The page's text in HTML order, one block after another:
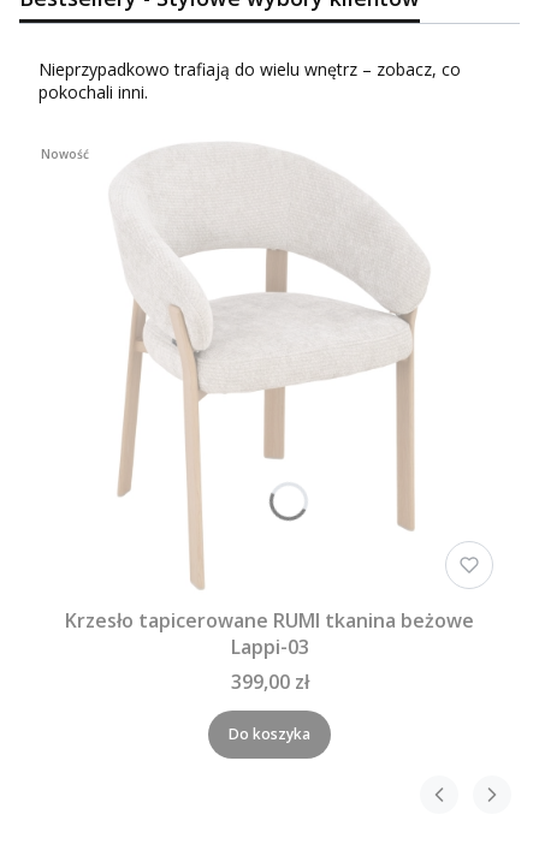
Nieprzypadkowo trafiają do wielu wnętrz – zobacz, co
pokochali inni.
Nowość
Krzesło tapicerowane RUMI tkanina beżowe
Lappi-03
399,00 zł
Do koszyka